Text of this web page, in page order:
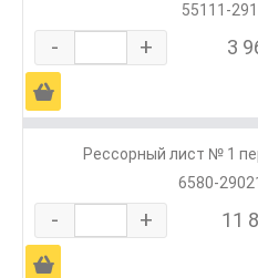
55111-
- + 3
Ä
Рессорный лист № 1
6580-
- + 11
Ä